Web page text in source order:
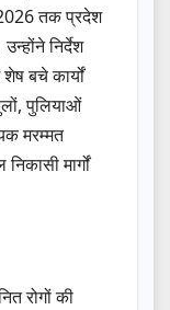
तक प्रदेश
निर्देश
बचे कार्यों
पुलियाओं
मरम्मत
मार्गों
रोगों की